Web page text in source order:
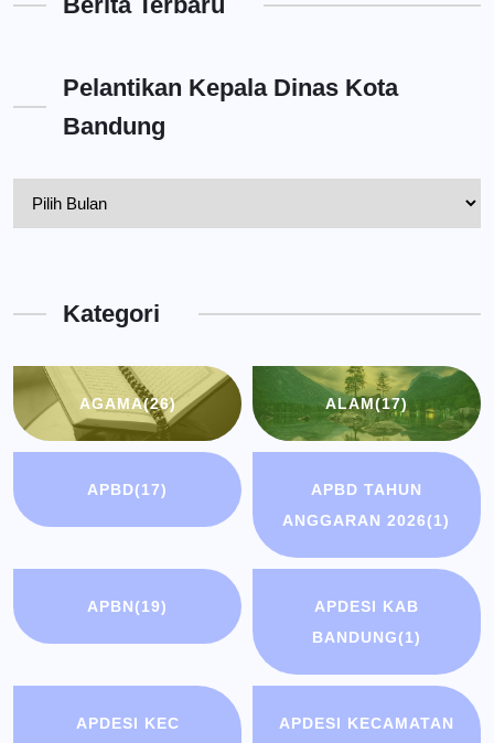
Pelantikan Kepala Dinas Kota
Bandung
BandungKategori
AGAMA(26) ALAM(17)
APBD(17)
APBD TAHUN
ANGGARAN 2026(1)
APBN(19)
APDESI KAB
BANDUNG(1)
APDESI KEC
APDESI KECAMATAN